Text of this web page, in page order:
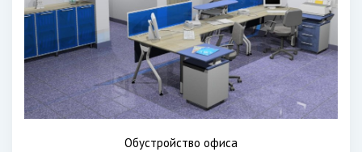
Обустройство офиса